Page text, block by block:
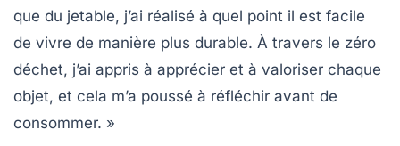
que du jetable, j’ai réalisé à quel point il est facile
de vivre de manière plus durable. À travers le zéro
déchet, j’ai appris à apprécier et à valoriser chaque
objet, et cela m’a poussé à réfléchir avant de
consommer. »